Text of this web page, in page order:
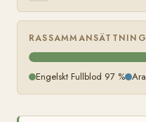
RASSAMMANSÄTTNING
Engelskt Fullblod 97 %